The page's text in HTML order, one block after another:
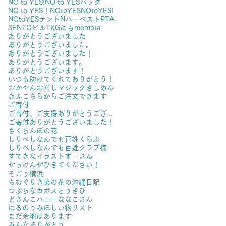
NO to YES! NO to YESバッグ
NO to YES！ NOtoYESNOtoYES!
NOtoYESテント Nハーベスト PTA
SENTOビルTKGにも momota
ありがとうございました
ありがとうございました。
ありがとうございました！
ありがとうございます。
ありがとうございます！
いつも助けてくれてありがとう！
おかやんおだしマジック きしめん
きふ こちらからご注文できます
ご寄付
ご寄付、ご支援ありがとうございました。
ご寄付ありがとうございました！
さくらんぼの花
しりべしなんでも百姓くらぶ
しりべしなんでも百姓クラブ様
すてきなイラスト すーさん
せっけんぜひきてください！
そごう横浜
ちむぐりさ菜の花の沖縄日記
つぶらなカボス とうきび
どさんこハニー ななこさん
はるのうみ ほしい物リスト
まだ余地はあります